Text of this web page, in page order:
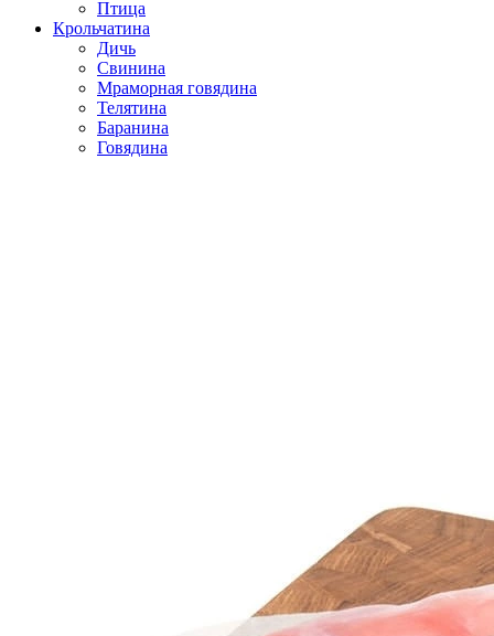
Птица
Крольчатина
Дичь
Свинина
Мраморная говядина
Телятина
Баранина
Говядина